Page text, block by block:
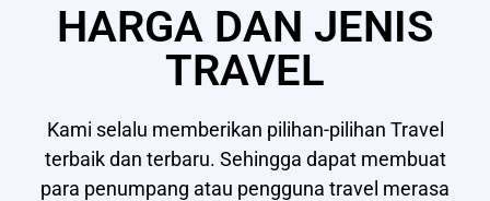
HARGA DAN JENIS
TRAVEL
Kami selalu memberikan pilihan-pilihan Travel
terbaik dan terbaru. Sehingga dapat membuat
para penumpang atau pengguna travel merasa